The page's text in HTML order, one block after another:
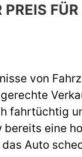
PREIS
von
fahrtüchtig
bereits eine
Auto